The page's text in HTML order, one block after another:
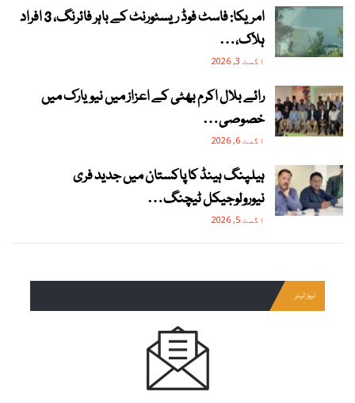
امریکا: فاسٹ فوڈ ریسٹورنٹ کے باہر فائرنگ، 3 افراد
ہلاک،…
اگست 3, 2026
رائے بلال اکرم بھٹی کے اعزاز میں نیویارک میں
خصوصی…
اگست 6, 2026
ہیلپنگ ہینڈ کا پاکستان میں جدید فری
نیورولوجیکل ٹیچنگ…
اگست 5, 2026
نیوز لیٹر